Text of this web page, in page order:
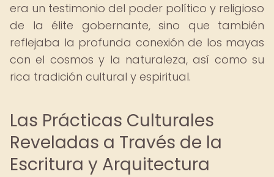
era un testimonio del poder político y religioso
de la élite gobernante, sino que también
reflejaba la profunda conexión de los mayas
con el cosmos y la naturaleza, así como su
rica tradición cultural y espiritual.
Las Prácticas Culturales
Reveladas a Través de la
Escritura y Arquitectura